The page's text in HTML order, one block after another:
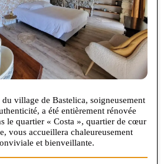
village de Bastelica, soigneusement
a été entièrement rénovée
le quartier « Costa », quartier de cœur
vous accueillera chaleureusement
et bienveillante.